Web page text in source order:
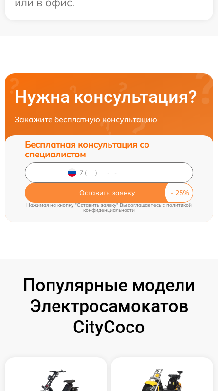
Нужна консультация?
Закажите бесплатную консультацию
Бесплатная консультация со
специалистом
Оставить заявку
Нажимая на кнопку "Оставить заявку" Вы соглашаетесь cполитикой
конфиденциальности
Популярные модели
Электросамокатов
CityCoco